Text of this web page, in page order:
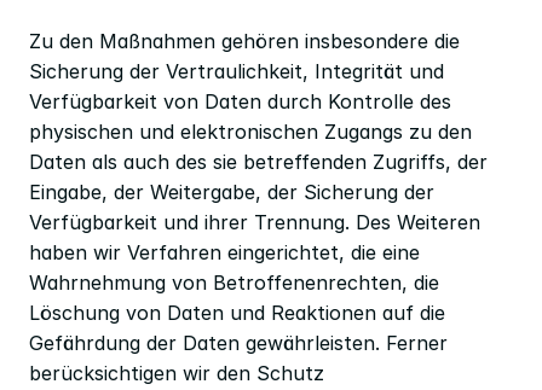
Zu den Maßnahmen gehören insbesondere die
Sicherung der Vertraulichkeit, Integrität und
Verfügbarkeit von Daten durch Kontrolle des
physischen und elektronischen Zugangs zu den
Daten als auch des sie betreffenden Zugriffs, der
Eingabe, der Weitergabe, der Sicherung der
Verfügbarkeit und ihrer Trennung. Des Weiteren
haben wir Verfahren eingerichtet, die eine
Wahrnehmung von Betroffenenrechten, die
Löschung von Daten und Reaktionen auf die
Gefährdung der Daten gewährleisten. Ferner
berücksichtigen wir den Schutz